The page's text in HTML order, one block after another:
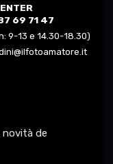
69 71 47
9-13 e 14.30-18.30)
de